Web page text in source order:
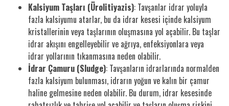
Kalsiyum Taşları (Ürolitiyazis): Tavşanlar idrar yoluyla
fazla kalsiyumu atarlar, bu da idrar kesesi içinde kalsiyum
kristallerinin veya taşlarının oluşmasına yol açabilir. Bu taşlar
idrar akışını engelleyebilir ve ağrıya, enfeksiyonlara veya
idrar yollarının tıkanmasına neden olabilir.
İdrar Çamuru (Sludge): Tavşanların idrarlarında normalden
fazla kalsiyum bulunması, idrarın yoğun ve kalın bir çamur
haline gelmesine neden olabilir. Bu durum, idrar kesesinde